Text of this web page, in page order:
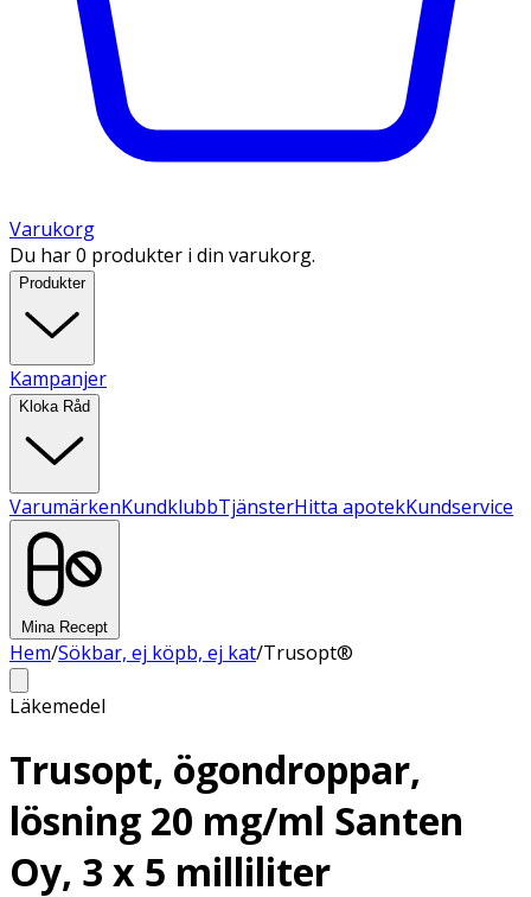
Varukorg
Du har 0 produkter i din varukorg.
Produkter
Kampanjer
Kloka Råd
VarumärkenKundklubbTjänsterHitta apotekKundservice
Mina Recept
Hem/Sökbar, ej köpb, ej kat/Trusopt®
Läkemedel
Trusopt, ögondroppar,
lösning 20 mg/ml Santen
Oy, 3 x 5 milliliter